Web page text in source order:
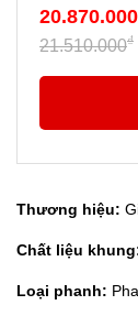
20.870.000
21.510.000₫
Thương hiệu:
Chất liệu
Loại phanh: